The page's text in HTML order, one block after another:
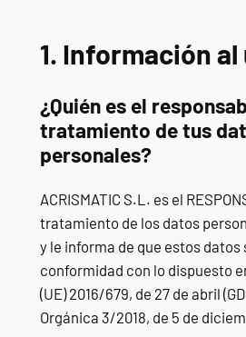
1. Información
¿Quién es el
tratamiento de tus
personales?
ACRISMATIC S.L. es el
tratamiento de los datos
y le informa de que estos
conformidad con lo dispuesto
(UE) 2016/679, de 27 de abril
Orgánica 3/2018, de 5 de